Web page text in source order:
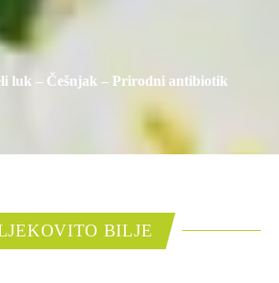
luk – Češnjak – Prirodni antibiotik
BILJE